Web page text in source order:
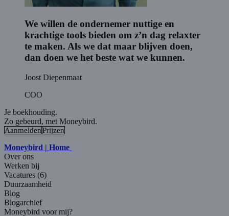
We willen de ondernemer nuttige en
krachtige tools bieden om z’n dag relaxter
te maken. Als we dat maar blijven doen,
dan doen we het beste wat we kunnen.
Joost Diepenmaat
COO